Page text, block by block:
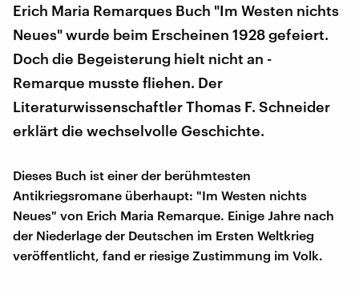
Erich Maria Remarques Buch "Im Westen nichts
Neues" wurde beim Erscheinen 1928 gefeiert.
Doch die Begeisterung hielt nicht an -
Remarque musste fliehen. Der
Literaturwissenschaftler Thomas F. Schneider
erklärt die wechselvolle Geschichte.
Dieses Buch ist einer der berühmtesten
Antikriegsromane überhaupt: "Im Westen nichts
Neues" von Erich Maria Remarque. Einige Jahre nach
der Niederlage der Deutschen im Ersten Weltkrieg
veröffentlicht, fand er riesige Zustimmung im Volk.